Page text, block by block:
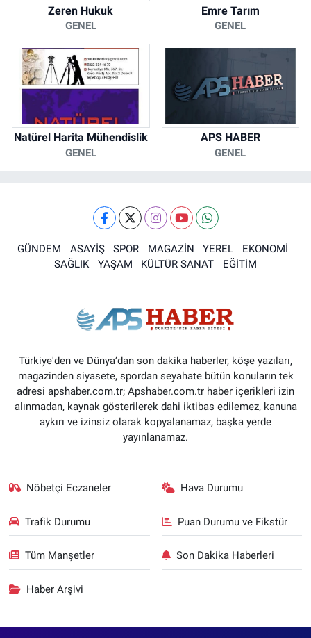
Zeren Hukuk
GENEL
Emre Tarım
GENEL
Natürel Harita Mühendislik
GENEL
APS HABER
GENEL
GÜNDEM ASAYİŞ SPOR MAGAZİN YEREL
EKONOMİ
SAĞLIK
YAŞAM KÜLTÜR SANAT EĞİTİM
Türkiye'den ve Dünya’dan son dakika haberler, köşe yazıları,
magazinden siyasete, spordan seyahate bütün konuların tek
adresi apshaber.com.tr; Apshaber.com.tr haber içerikleri izin
alınmadan, kaynak gösterilerek dahi iktibas edilemez, kanuna
aykırı ve izinsiz olarak kopyalanamaz, başka yerde
yayınlanamaz.
Nöbetçi Eczaneler Hava Durumu
Trafik Durumu Puan Durumu ve Fikstür
Tüm Manşetler Son Dakika Haberleri
Haber Arşivi